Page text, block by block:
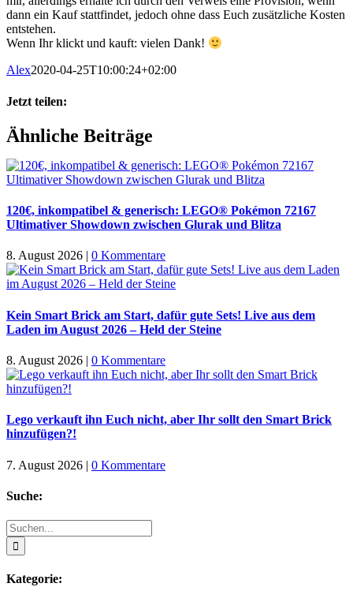
dann ein Kauf stattfindet, jedoch ohne dass Euch zusätzliche Kosten
entstehen.
Wenn Ihr klickt und kauft: vielen Dank!
Alex2020-04-25T10:00:24+02:00
Jetzt teilen:
Facebook
X
WhatsApp
Pinterest
E-
Mail
Ähnliche Beiträge
120€, inkompatibel & generisch: LEGO® Pokémon 72167
Ultimativer Showdown zwischen Glurak und Blitza
8. August 2026 0 Kommentare
Kein Smart Brick am Start, dafür gute Sets! Live aus dem
Laden im August 2026 – Held der Steine
8. August 2026 | 0 Kommentare
Lego verkauft ihn Euch nicht, aber Ihr sollt den Smart Brick
hinzufügen?!
7. August 2026 | 0 Kommentare
Suche:
Suche
nach:
Kategorie: